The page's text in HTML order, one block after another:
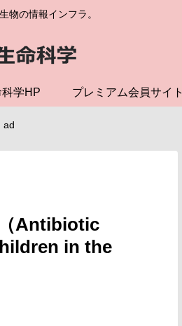
物の情報インフラ。
学HP プレミアム会員サイト
ad
Antibiotic
in the